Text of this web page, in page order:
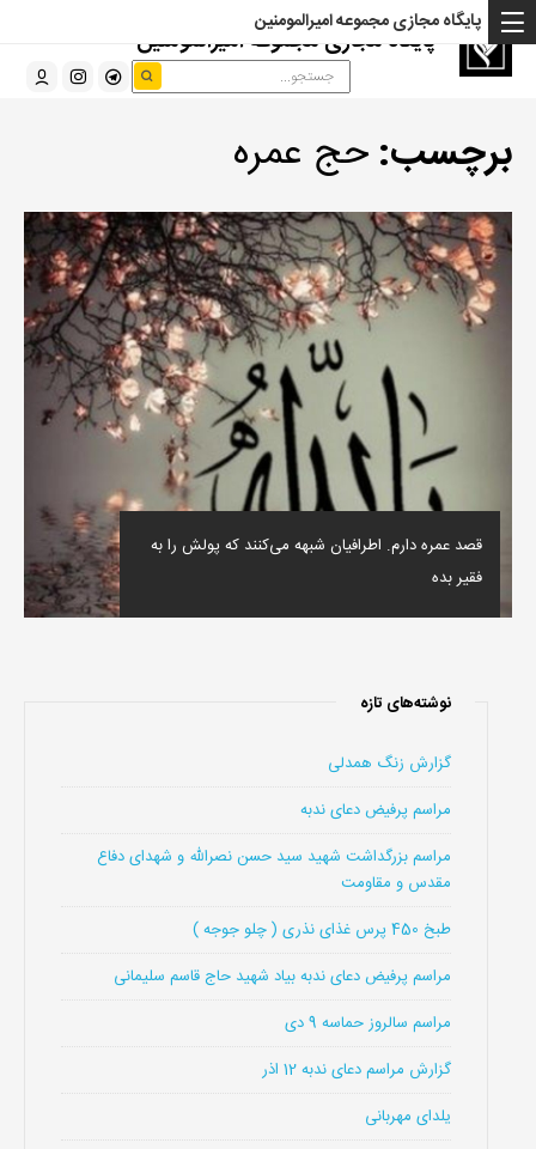
پایگاه مجازی مجموعه امیرالمومنین
پایگاه مجازی مجموعه امیرالمومنین
برچسب:حج عمره
قصد عمره دارم. اطرافیان شبهه می‌کنند که پولش را به
فقیر بده
نوشته‌های تازه
گزارش زنگ همدلی
مراسم پرفیض دعای ندبه
مراسم بزرگداشت شهید سید حسن نصرالله و شهدای دفاع
مقدس و مقاومت
طبخ 450 پرس غذای نذری ( چلو جوجه )
مراسم پرفیض دعای ندبه بیاد شهید حاج قاسم سلیمانی
مراسم سالروز حماسه 9 دی
گزارش مراسم دعای ندبه 12 اذر
یلدای مهربانی